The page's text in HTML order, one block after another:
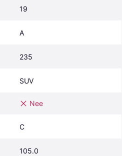
19
A
235
SUV
Nee
C
105.0